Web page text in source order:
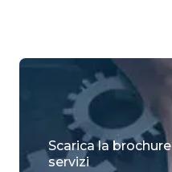
Scarica la
servizi